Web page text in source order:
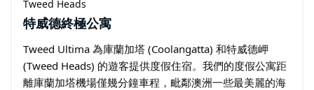
Tweed Heads
特威德終極公寓
Tweed Ultima 為庫蘭加塔 (Coolangatta) 和特威德岬
(Tweed Heads) 的遊客提供度假住宿。我們的度假公寓距
離庫蘭加塔機場僅幾分鐘車程，毗鄰澳洲一些最美麗的海